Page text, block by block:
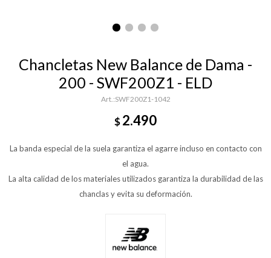
Chancletas New Balance de Dama -
200 - SWF200Z1 - ELD
SWF200Z1-1042
$2.490
La banda especial de la suela garantiza el agarre incluso en contacto con
el agua.
La alta calidad de los materiales utilizados garantiza la durabilidad de las
chanclas y evita su deformación.